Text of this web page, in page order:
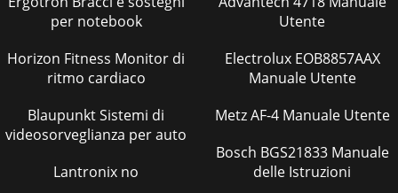
per notebook
Horizon Fitness Monitor di
ritmo cardiaco
Blaupunkt Sistemi di
videosorveglianza per auto
Lantronix no
Utente
Electrolux EOB8857AAX
Manuale Utente
Metz AF-4 Manuale Utente
Bosch BGS21833 Manuale
delle Istruzioni